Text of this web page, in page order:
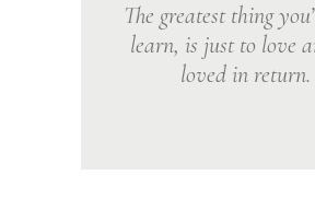
The greatest thing
learn, is just to love
loved in return.